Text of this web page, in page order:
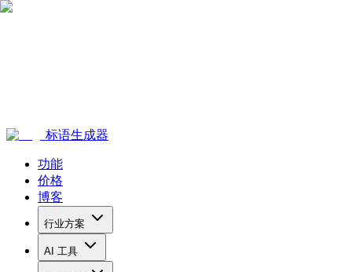
标语生成器
功能
价格
博客
行业方案
AI 工具